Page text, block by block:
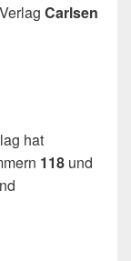
Carlsen
hat
118 und